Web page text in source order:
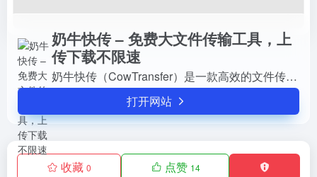
奶牛快传 – 免费大文件传输工具，上
传下载不限速
奶牛快传（CowTransfer）是一款高效的文件传输工具，让您无需注册即可轻松传输文件。无论是上传还是下载，都无需限制速度，让您享受畅快传输的体验。您可以随意传输视频、音频、图...
打开网站
收藏 0 点赞 14